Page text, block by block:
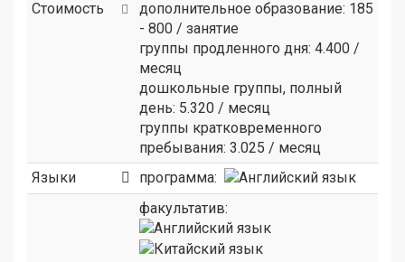
Стоимость
дополнительное образование: 185
- 800 / занятие
группы продленного дня: 4.400 /
месяц
дошкольные группы, полный
день: 5.320 / месяц
группы кратковременного
пребывания: 3.025 / месяц
Языки
программа:
факультатив: